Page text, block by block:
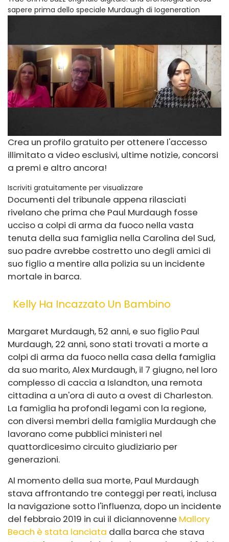
sapere prima dello speciale Murdaugh di Iogeneration
Crea un profilo gratuito per ottenere l'accesso
illimitato a video esclusivi, ultime notizie, concorsi
a premi e altro ancora!
Iscriviti gratuitamente per visualizzare
Documenti del tribunale appena rilasciati
rivelano che prima che Paul Murdaugh fosse
ucciso a colpi di arma da fuoco nella vasta
tenuta della sua famiglia nella Carolina del Sud,
suo padre avrebbe costretto uno degli amici di
suo figlio a mentire alla polizia su un incidente
mortale in barca.
Kelly Ha Incazzato Un Bambino
Margaret Murdaugh, 52 anni, e suo figlio Paul
Murdaugh, 22 anni, sono stati trovati a morte a
colpi di arma da fuoco nella casa della famiglia
da suo marito, Alex Murdaugh, il 7 giugno, nel loro
complesso di caccia a Islandton, una remota
cittadina a un'ora di auto a ovest di Charleston.
La famiglia ha profondi legami con la regione,
con diversi membri della famiglia Murdaugh che
lavorano come pubblici ministeri nel
quattordicesimo circuito giudiziario per
generazioni.
Al momento della sua morte, Paul Murdaugh
stava affrontando tre conteggi per reati, inclusa
la navigazione sotto l'influenza, dopo un incidente
del febbraio 2019 in cui il diciannovenne Mallory
Beach è stata lanciata dalla barca che stava